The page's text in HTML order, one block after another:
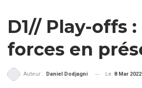
D1// Play-offs :
forces en
Auteur : Daniel Dodjagni Le 8 Mar 2022